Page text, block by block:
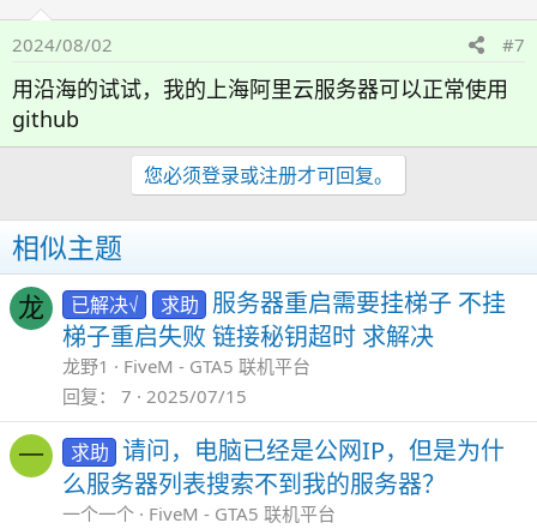
2024/08/02 #7
用沿海的试试，我的上海阿里云服务器可以正常使用
github
您必须登录或注册才可回复。
相似主题
龙 已解决√ 求助 服务器重启需要挂梯子 不挂
梯子重启失败 链接秘钥超时 求解决
龙野1
FiveM - GTA5 联机平台
回复
7 2025/07/15
一 求助 请问，电脑已经是公网IP，但是为什
么服务器列表搜索不到我的服务器？
一个一个
FiveM - GTA5 联机平台